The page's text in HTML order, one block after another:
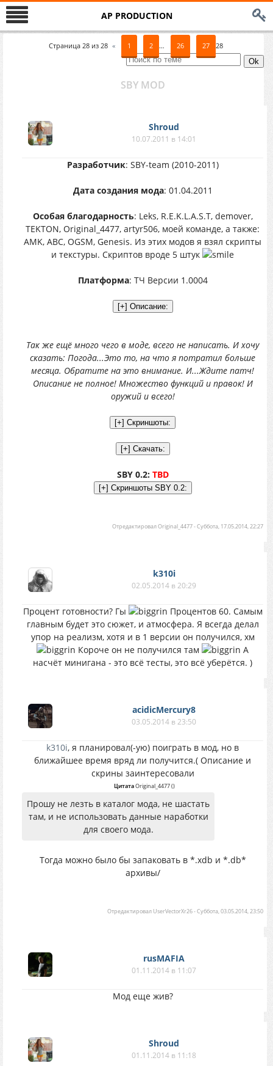
AP PRODUCTION
Страница 28из 28 « 1 2 … 26 27 28
SBY MOD
Shroud
10.07.2011 в 14:01
Разработчик: SBY-team (2010-2011)
Дата создания мода: 01.04.2011
Особая благодарность: Leks, R.E.K.L.A.S.T, demover,
TEKTON, Original_4477, artyr506, моей команде, а также:
AMK, ABC, OGSM, Genesis. Из этих модов я взял скрипты
и текстуры. Скриптов вроде 5 штук
Платформа: ТЧ Версии 1.0004
Так же ещё много чего в моде, всего не написать. И хочу
сказать: Погода...Это то, на что я потратил больше
месяца. Обратите на это внимание. И...Ждите патч!
Описание не полное! Множество функций и правок! И
оружий и всего!
SBY 0.2: TBD
ОтредактировалOriginal_4477-Суббота, 17.05.2014, 22:27
k310i
02.05.2014 в 20:29
Процент готовности? Гы
Процентов 60. Самым
главным будет это сюжет, и атмосфера. Я всегда делал
упор на реализм, хотя и в 1 версии он получился, хм
Короче он не получился там
А
насчёт минигана - это всё тесты, это всё уберётся. )
acidicMercury8
03.05.2014 в 23:50
k310i, я планировал(-ую) поиграть в мод, но в
ближайшее время вряд ли получится.( Описание и
скрины заинтересовали
ЦитатаOriginal_4477()
Прошу не лезть в каталог мода, не шастать
там, и не использовать данные наработки
для своего мода.
Тогда можно было бы запаковать в *.xdb и *.db*
архивы/
Отредактировал UserVectorXr26-Суббота, 03.05.2014, 23:50
rusMAFIA
01.11.2014 в 11:07
Мод еще жив?
Shroud
01.11.2014 в 11:18